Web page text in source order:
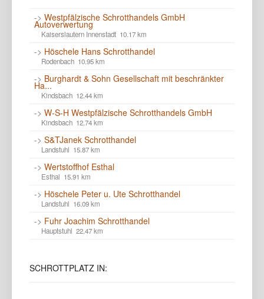
-> Westpfälzische Schrotthandels GmbH
Autoverwertung
Kaiserslautern Innenstadt 10.17 km
-> Höschele Hans Schrotthandel
Rodenbach 10.95 km
-> Burghardt & Sohn Gesellschaft mit beschränkter
Ha...
Kindsbach 12.44 km
-> W-S-H Westpfälzische Schrotthandels GmbH
Kindsbach 12.74 km
-> S&TJanek Schrotthandel
Landstuhl 15.87 km
-> Wertstoffhof Esthal
Esthal 15.91 km
-> Höschele Peter u. Ute Schrotthandel
Landstuhl 16.09 km
-> Fuhr Joachim Schrotthandel
Hauptstuhl 22.47 km
SCHROTTPLATZ IN: